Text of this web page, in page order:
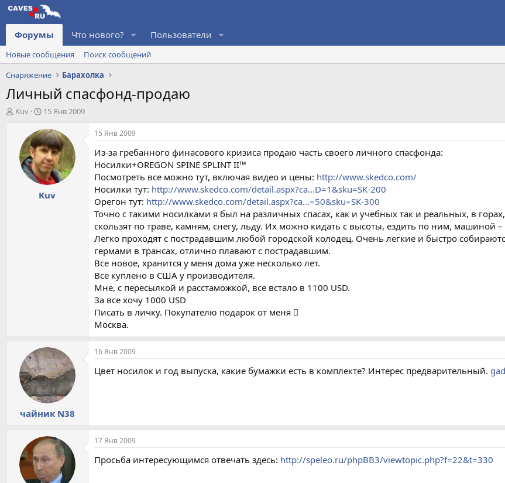
Форумы Что нового? Пользователи
Новые сообщения
Поиск сообщений
Снаряжение
Барахолка
Личный спасфонд-продаю
А
Kuv
Д
т
а
н
а
ч
а
л
15 Янв 2009
Kuv
15 Янв 2009
Из-за гребанного финасового кризиса продаю часть своего личного спасфонда:
Носилки+OREGON SPINE SPLINT II™
Посмотреть все можно тут, включая видео и цены: http://www.skedco.com/
Носилки тут: http://www.skedco.com/detail.aspx?ca...D=1&sku=SK-200
Орегон тут: http://www.skedco.com/detail.aspx?ca...=50&sku=SK-300
Точно с такими носилками я был на различных спасах, как и учебных так и реальных, в
скользят по траве, камням, снегу, льду. Их можно кидать с высоты, ездить по ним, машиной
Легко проходят с пострадавшим любой городской колодец. Очень легкие и быстро
гермами в трансах, отлично плавают с пострадавшим.
Все новое, хранится у меня дома уже несколько лет.
Все куплено в США у производителя.
Мне, с пересылкой и расстаможкой, все встало в 1100 USD.
За все хочу 1000 USD
Писать в личку. Покупателю подарок от меня 
Москва.
чайник N38
16 Янв 2009
Цвет носилок и год выпуска, какие бумажки есть в комплекте? Интерес предварительный.
17 Янв 2009
Просьба интересующимся отвечать здесь: http://speleo.ru/phpBB3/viewtopic.php?f=22&t=330